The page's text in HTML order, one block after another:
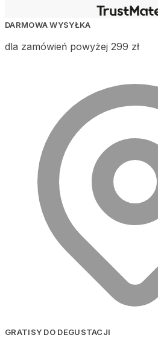
DARMOWA WYSYŁKA
dla zamówień powyżej 299 zł
GRATISY DO DEGUSTACJI